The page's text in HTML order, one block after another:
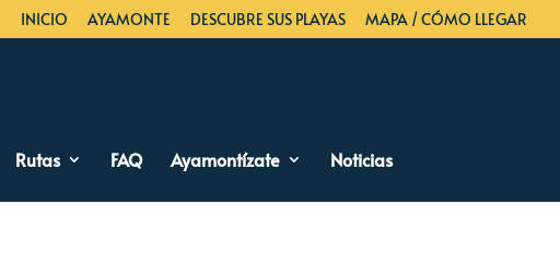
INICIO AYAMONTE DESCUBRE SUS PLAYAS MAPA / CÓMO LLEGAR
Rutas FAQ Ayamontízate Noticias